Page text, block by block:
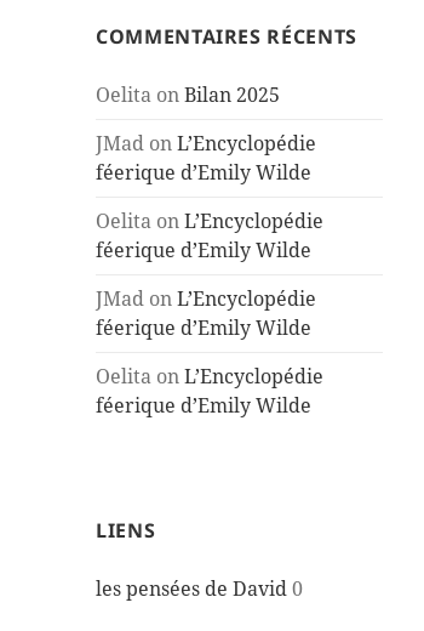
COMMENTAIRES RÉCENTS
Oelita onBilan 2025
JMad onL’Encyclopédie
féerique d’Emily Wilde
Oelita onL’Encyclopédie
féerique d’Emily Wilde
JMad onL’Encyclopédie
féerique d’Emily Wilde
Oelita onL’Encyclopédie
féerique d’Emily Wilde
LIENS
les pensées de David0